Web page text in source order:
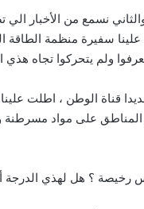
نسمع من الأخبار
سفيرة منظمة الطاقة
ولم يتحركوا تجاه هذي
قناة الوطن ، اطلت
المناطق على مواد
رخيصة ؟ هل لهذي